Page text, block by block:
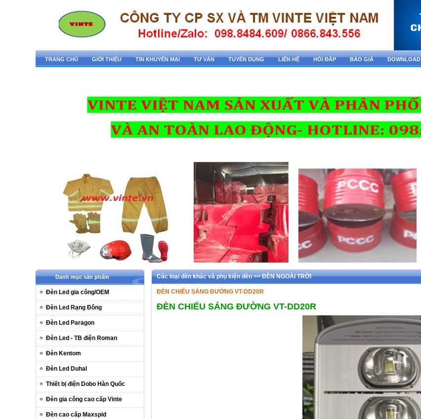
TRANG CHỦ GIỚI THIỆU TIN KHUYẾN MẠI TƯ VẤN TUYỂN DỤNG LIÊN HỆ HỎI ĐÁP BÁO GIÁ DOWNLOAD
Danh mục sản phẩm
Đèn Led gia công/OEM
Đèn Led Rạng Đông
Đèn Led Paragon
Đèn Led - TB điện Roman
Đèn Kentom
Đèn Led Duhal
Thiết bị điện Dobo Hàn Quốc
Đèn gia công cao cấp Vinte
Đèn cao cấp Maxspid
Các loại đèn khác và phụ kiện đèn >> ĐÈN NGOÀI TRỜI
ĐÈN CHIẾU SÁNG ĐƯỜNG VT-DD20R
ĐÈN CHIẾU SÁNG ĐƯỜNG VT-DD20R